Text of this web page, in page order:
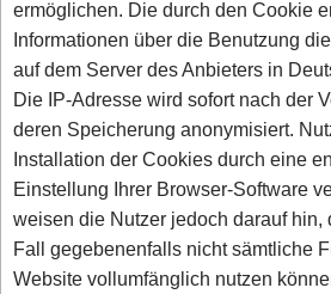
ermöglichen. Die durch den Cookie
Informationen über die Benutzung
auf dem Server des Anbieters in
Die IP-Adresse wird sofort nach der
deren Speicherung anonymisiert.
Installation der Cookies durch eine
Einstellung Ihrer Browser-Software
weisen die Nutzer jedoch darauf hin,
Fall gegebenenfalls nicht sämtliche
Website vollumfänglich nutzen